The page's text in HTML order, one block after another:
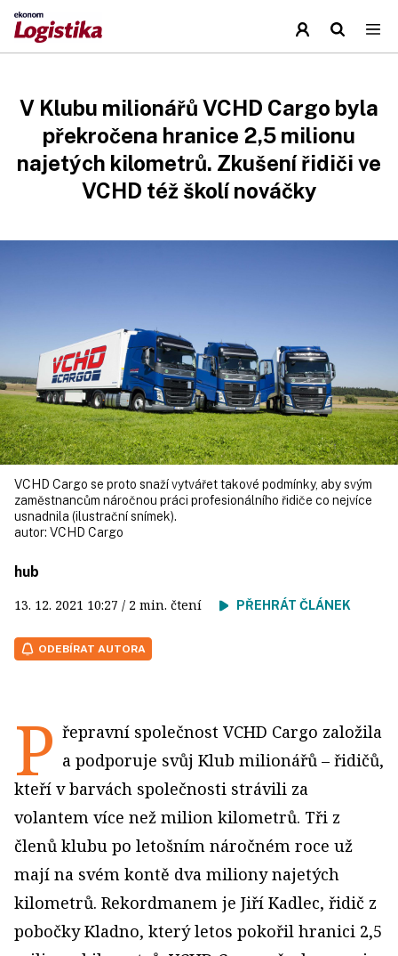
V Klubu milionářů VCHD Cargo byla
překročena hranice 2,5 milionu
najetých kilometrů. Zkušení řidiči ve
VCHD též školí nováčky
VCHD Cargo se proto snaží vytvářet takové podmínky, aby svým
zaměstnancům náročnou práci profesionálního řidiče co nejvíce
usnadnila (ilustrační snímek).
autor: VCHD Cargo
hub
13. 12. 2021 10:27 / 2 min. čtení PŘEHRÁT ČLÁNEK
ODEBÍRAT AUTORA
P řepravní společnost VCHD Cargo založila
a podporuje svůj Klub milionářů – řidičů,
kteří v barvách společnosti strávili za
volantem více než milion kilometrů. Tři z
členů klubu po letošním náročném roce už
mají na svém kontě dva miliony najetých
kilometrů. Rekordmanem je Jiří Kadlec, řidič z
pobočky Kladno, který letos pokořil hranici 2,5